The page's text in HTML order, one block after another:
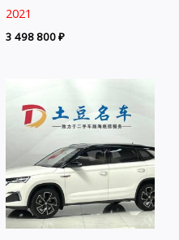
2021
3 498 800₽